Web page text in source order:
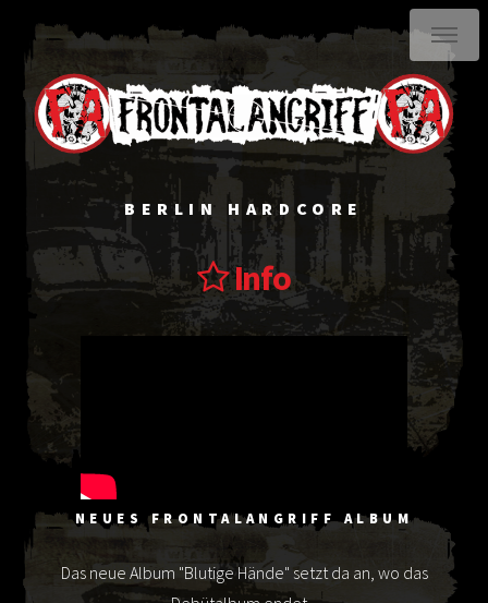
BERLIN HARDCORE
Info
NEUES FRONTALANGRIFF ALBUM
Das neue Album "Blutige Hände" setzt da an, wo das